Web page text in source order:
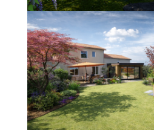
PROJET EN
AVEC UN